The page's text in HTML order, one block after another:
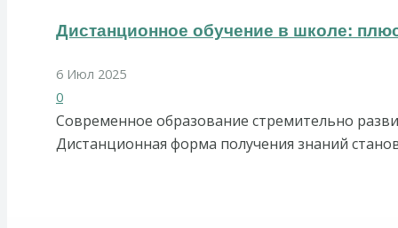
Дистанционное обучение в школе:
6 Июл 2025
0
Современное образование стремительно
Дистанционная форма получения знаний